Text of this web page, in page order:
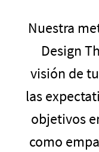
Nuestra
Design
visión de
las
objetivos
como